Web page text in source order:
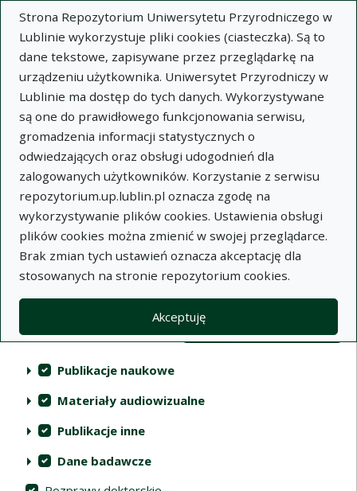
Strona Repozytorium Uniwersytetu Przyrodniczego w
Lublinie wykorzystuje pliki cookies (ciasteczka). Są to
dane tekstowe, zapisywane przez przeglądarkę na
urządzeniu użytkownika. Uniwersytet Przyrodniczy w
Lublinie ma dostęp do tych danych. Wykorzystywane
są one do prawidłowego funkcjonowania serwisu,
gromadzenia informacji statystycznych o
odwiedzających oraz obsługi udogodnień dla
zalogowanych użytkowników. Korzystanie z serwisu
repozytorium.up.lublin.pl oznacza zgodę na
wykorzystywanie plików cookies. Ustawienia obsługi
plików cookies można zmienić w swojej przeglądarce.
Brak zmian tych ustawień oznacza akceptację dla
stosowanych na stronie repozytorium cookies.
Akceptuję
Wyszukaj
Repozytorium Uniwersytetu
Przyrodniczego w Lublinie
Kolekcje
Widok kompaktowy wyników
Filtry wyszukiwania (automatyczne
Akcje na kolekcjach
Kolekcje (automatyczne przeładowanie treści)
Publikacje naukowe
Materiały audiowizualne
Publikacje inne
Dane badawcze